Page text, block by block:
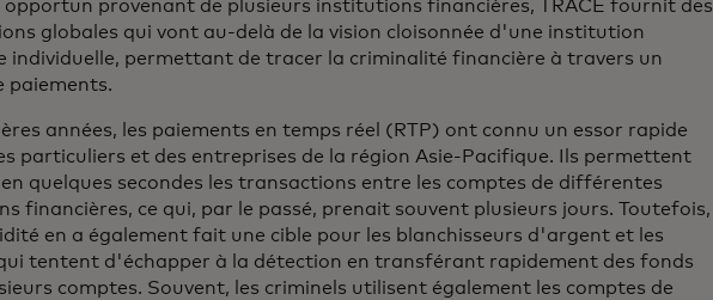
opportun provenant de plusieurs institutions financières, TRACE fournit des
globales qui vont au-delà de la vision cloisonnée d'une institution
individuelle, permettant de tracer la criminalité financière à travers un
paiements.
années, les paiements en temps réel (RTP) ont connu un essor rapide
particuliers et des entreprises de la région Asie-Pacifique. Ils permettent
quelques secondes les transactions entre les comptes de différentes
financières, ce qui, par le passé, prenait souvent plusieurs jours. Toutefois,
en a également fait une cible pour les blanchisseurs d'argent et les
tentent d'échapper à la détection en transférant rapidement des fonds
comptes. Souvent, les criminels utilisent également les comptes de